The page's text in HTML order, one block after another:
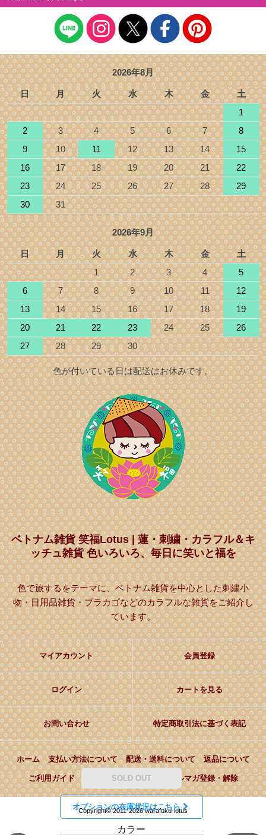
SOLD OUT
オプションの在庫状況はこちら
カラー
2026年8月
日 月 火 水 木 金
土
1
2
3 4 5 6 7
8
9
10 11 12 13 14
15
16
17 18 19 20 21
22
23
24 25 26 27 28
29
30
31
2026年9月
日 月 火 水 木 金
土
1
2 3 4
5
6
7 8 9 10 11
12
13
14 15 16 17 18
19
20
21 22 23 24 25
26
27
28 29 30
色が付いている日は配送はお休みです。
ベトナム雑貨 笑福Lotus | 蓮・刺繍・カラフル＆キ
ッチュ雑貨 色いろいろ、毎日に笑いと福を
色で旅するをテーマに、ベトナム雑貨を中心とした刺繍小
物・日用品雑貨・プラカゴなどのカラフルな雑貨をご紹介し
ています。
マイアカウント 会員登録
ログイン カートを見る
お問い合わせ 特定商取引法に基づく表記
ホーム 支払い方法について 配送・送料について 返品について
ご利用ガイド プライバシーポリシー メルマガ登録・解除
Copyright© 2011-2026 warafuku-lotus